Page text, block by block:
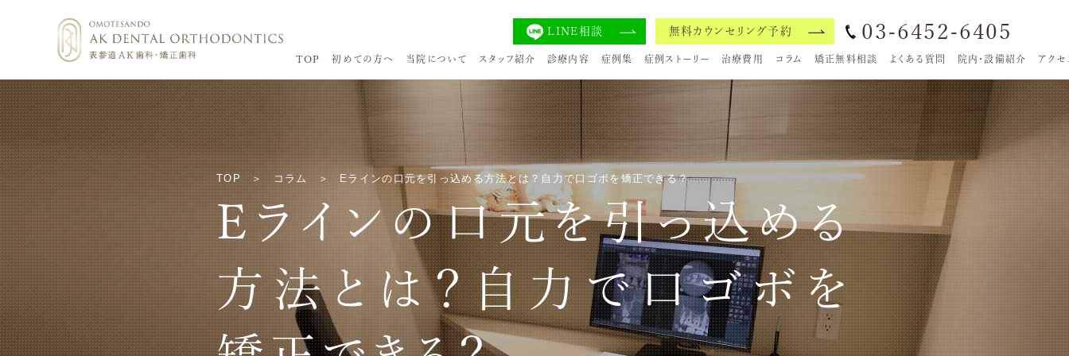
LINE相談 無料カウンセリング予約 03-6452-6405
TOP 初めての方へ 当院について スタッフ紹介 診療内容 症例集 症例ストーリー 治療費用 コラム 矯正無料相談 よくある質問 院内・設備紹介 アクセ
TOP コラム Eラインの口元を引っ込める方法とは？自力で口ゴボを矯正できる？
Eラインの口元を引っ込める
方法とは？自力で口ゴボを